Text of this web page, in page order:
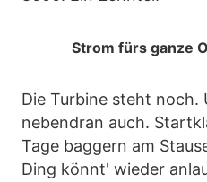
Strom fürs ganze
Die Turbine steht noch.
nebendran auch.
Tage baggern am
Ding könnt' wieder